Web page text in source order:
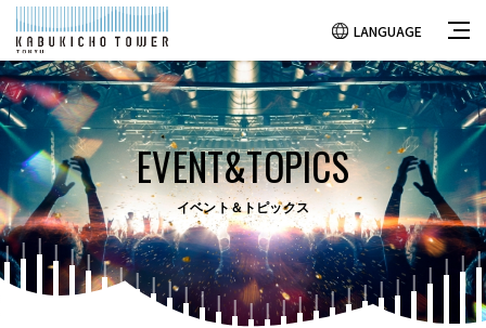
LANGUAGE
EVENT&TOPICS
イベント＆トピックス